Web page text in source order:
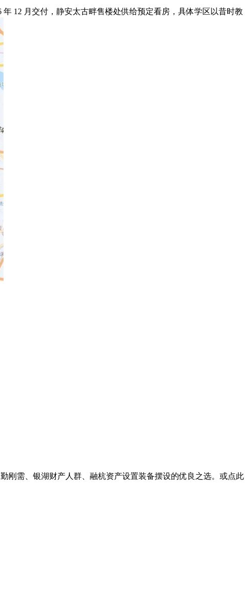
12 月交付，静安太古畔售楼处供给预定看房，具体学区以昔时教
刚需、银湖财产人群、融杭资产设置装备摆设的优良之选。或点此